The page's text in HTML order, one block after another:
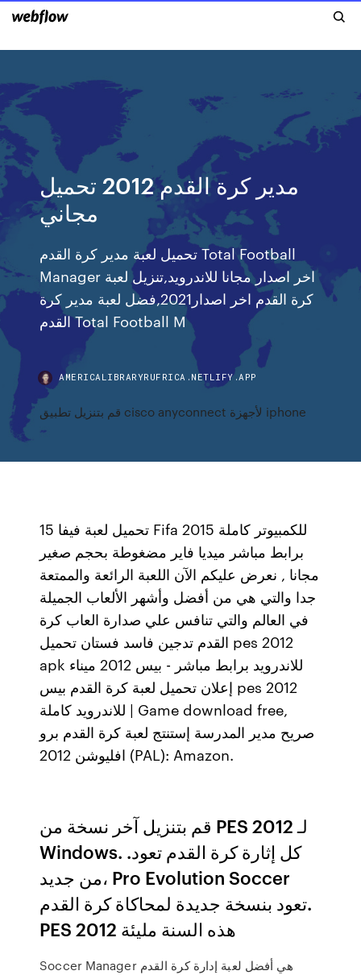
مدير كرة القدم 2012 تحميل
مجاني
تحميل لعبة مدير كرة القدم Total Football
Manager اخر اصدار مجانا للاندرويد,تنزيل لعبة
كرة القدم اخر اصدار2021,فضل لعبة مدير كرة
القدم Total Football M
AMERICALIBRARYRUFRICA.NETLIFY.APP
قم بتنزيل تطبيق cisco anyconnect لأجهزة iphone
تحميل لعبة فيفا 15 Fifa 2015 للكمبيوتر كاملة
برابط مباشر ميديا فاير مضغوطة بحجم صغير
مجانا , نعرض عليكم الآن اللعبة الرائعة والممتعة
جدا والتي هي من أفضل وأشهر الألعاب الجميلة
في العالم والتي تنافس علي صدارة العاب كرة
القدم تدجين فاسد فستان تحميل pes 2012
apk للاندرويد برابط مباشر - بيس 2012 ميناء
إعلان تحميل لعبة كرة القدم بيس pes 2012
للاندرويد كاملة | Game download free,
صريح مدير المدرسة إستنتج لعبة كرة القدم برو
افليوشن 2012 (PAL): Amazon.
قم بتنزيل آخر نسخة من PES 2012 لـ
Windows. كل إثارة كرة القدم تعود.
من جديد، Pro Evolution Soccer
تعود بنسخة جديدة لمحاكاة كرة القدم.
PES 2012 هذه السنة مليئة
Soccer Manager هي أفضل لعبة إدارة كرة القدم